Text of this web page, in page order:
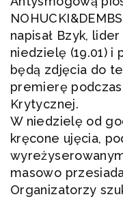
napisał Bzyk,
niedzielę (19.01) i
będą zdjęcia do
premierę
Krytycznej.
W niedzielę od
kręcone ujęcia,
masowo
Organizatorzy